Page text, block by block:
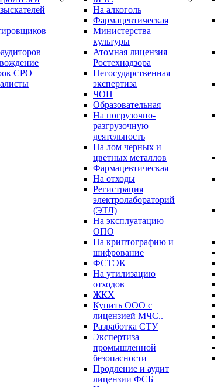
СРО
На алкоголь
Фармацевтическая
Министерства
культуры
Атомная лицензия
Ростехнадзора
Негосударственная
экспертиза
ЧОП
Образовательная
На погрузочно-
разгрузочную
деятельность
На лом черных и
цветных металлов
Фармацевтическая
На отходы
Регистрация
электролабораторий
(ЭТЛ)
На эксплуатацию
ОПО
На криптографию и
шифрование
ФСТЭК
На утилизацию
отходов
ЖКХ
Купить ООО с
лицензией МЧС..
Разработка СТУ
Экспертиза
промышленной
безопасности
Продление и аудит
лицензии ФСБ